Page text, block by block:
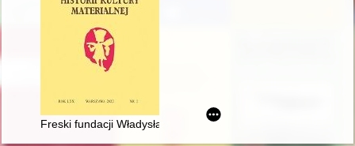
Freski fundacji Władysława II Jagiełły w kolegiacie wiślickiej -